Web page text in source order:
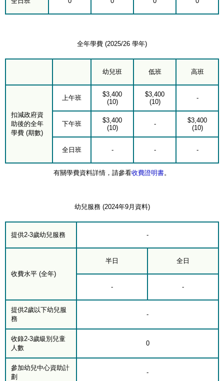
全年學費 (2025/26 學年)
幼兒班 低班 高班
扣減政府資
助後的全年
學費 (期數)
上午班
$3,400
(10)
$3,400
(10)
-
下午班
$3,400
(10)
-
$3,400
(10)
全日班 - - -
有關學費資料詳情，請參看收費證明書。
幼兒服務 (2024年9月資料)
提供2-3歲幼兒服務 -
收費水平 (全年)
半日 全日
- -
提供2歲以下幼兒服
務
-
收錄2-3歲級別兒童
人數
0
參加幼兒中心資助計
劃
-